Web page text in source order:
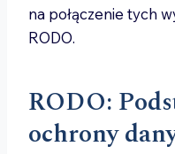
na połączenie tych
RODO.
RODO:
ochrony